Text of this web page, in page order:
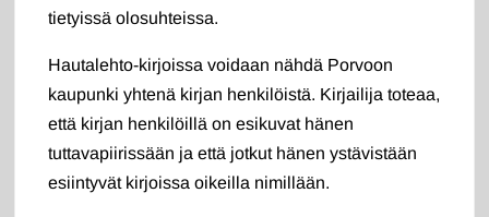
tietyissä olosuhteissa.
Hautalehto-kirjoissa voidaan nähdä Porvoon
kaupunki yhtenä kirjan henkilöistä. Kirjailija toteaa,
että kirjan henkilöillä on esikuvat hänen
tuttavapiirissään ja että jotkut hänen ystävistään
esiintyvät kirjoissa oikeilla nimillään.